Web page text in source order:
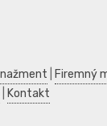
Firemný
Kontakt